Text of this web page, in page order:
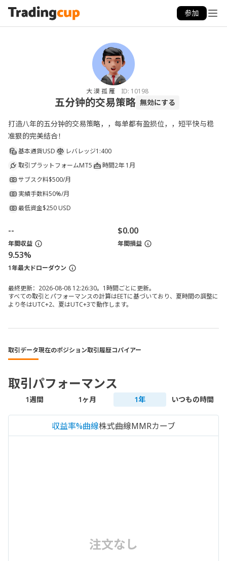
参加
大 漠 孤 雁 ID: 10198
五分钟的交易策略 無効にする
打造八年的五分钟的交易策略，，每单都有盈损位，，短平快与稳
准狠的完美结合！
基本通貨USD レバレッジ1:400
取引プラットフォームMT5 時間2年 1月
サブスク料$500/月
実績手数料50%/月
最低資金$250 USD
--
年間収益
$0.00
年間損益
9.53%
1年最大ドローダウン
最終更新：2026-08-08 12:26:30。1時間ごとに更新。
すべての取引とパフォーマンスの計算はEETに基づいており、夏時間の調整に
より冬はUTC+2、夏はUTC+3で動作します。
取引データ現在のポジション取引履歴コパイアー
取引パフォーマンス
1週間 1ヶ月 1年 いつもの時間
収益率%曲線株式曲線MMRカーブ
注文なし